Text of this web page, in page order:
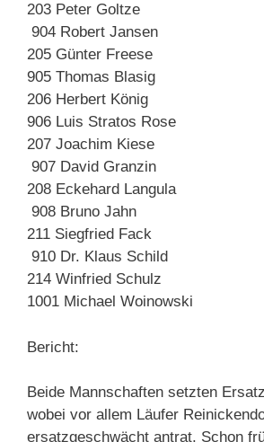
203 Peter
904 Robert Jansen
205 Günter
905 Thomas Blasig
206 Herbert
906 Luis Stratos Rose
207 Joachim
907 David Granzin
208 Eckehard
908 Bruno Jahn
211 Siegfried
910 Dr. Klaus Schild
214 Winfried
1001 Michael Woinowski
Bericht:
Beide Mannschaften setzten
wobei vor allem Läufer
ersatzgeschwächt antrat. Schon